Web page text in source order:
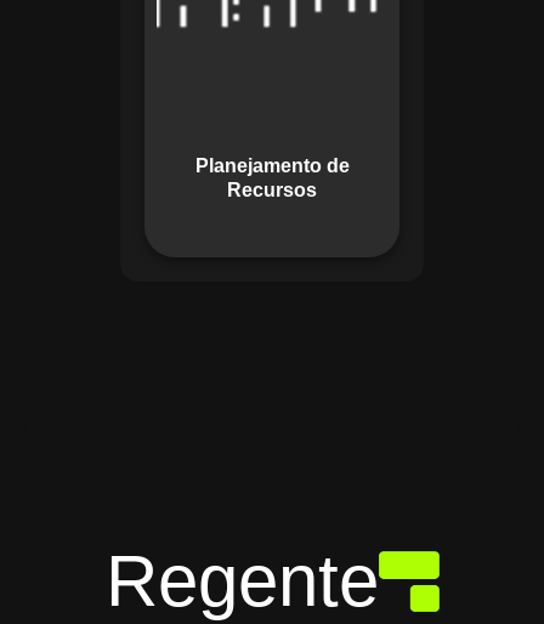
Planejamento de
Recursos
garante o uso
promovendo
Regente